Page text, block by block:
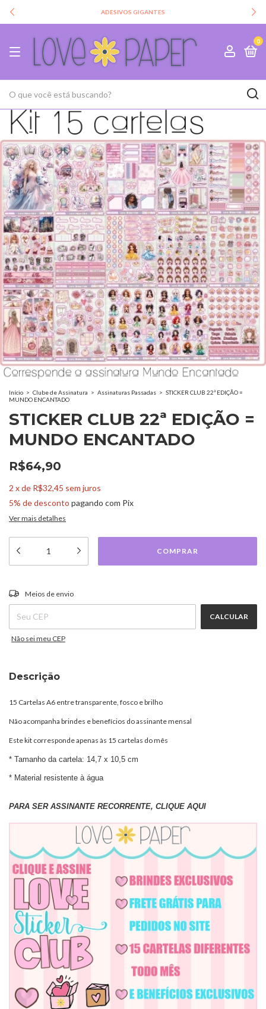
ADESIVOS GIGANTES
0
Início > Clube de Assinatura > Assinaturas Passadas > STICKER CLUB 22ª EDIÇÃO =
MUNDO ENCANTADO
STICKER CLUB 22ª EDIÇÃO =
MUNDO ENCANTADO
R$64,90
2 xde R$32,45 sem juros
5% de desconto pagando com Pix
Ver mais detalhes
Entregas para o CEP:
Meios de envio
CALCULAR
Não sei meu CEP
Descrição
15 Cartelas A6 entre transparente, fosco e brilho
Não acompanha brindes e benefícios do assinante mensal
Este kit corresponde apenas às 15 cartelas do mês
* Tamanho da cartela: 14,7 x 10,5 cm
* Material resistente à água
PARA SER ASSINANTE RECORRENTE, CLIQUE AQUI